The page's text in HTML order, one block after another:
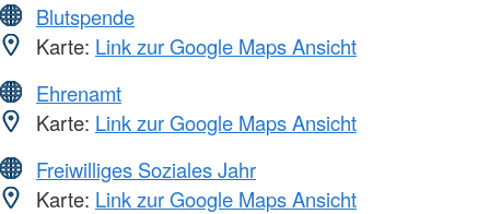
Blutspende
Karte: Link zur Google Maps Ansicht
Ehrenamt
Karte: Link zur Google Maps Ansicht
Freiwilliges Soziales Jahr
Karte: Link zur Google Maps Ansicht